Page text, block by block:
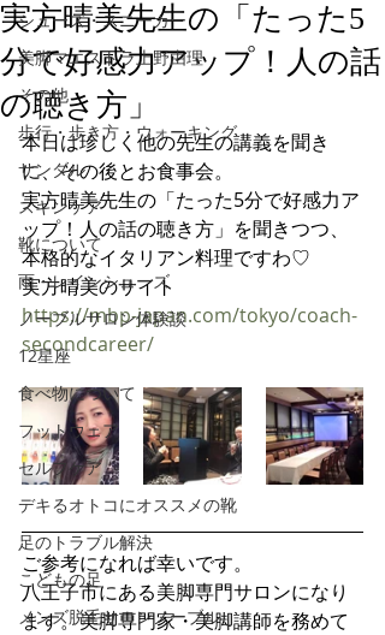
シューズ・スニーカー
美脚マエストラ上野由理
その他
歩行・歩き方・ウォーキング
サンダル
スキンケア
靴について
雨・レインシューズ
ノーブルサロン体験談
12星座
食べ物について
フットウェア
セルフケア
デキるオトコにオススメの靴
足のトラブル解決
こどもの足
メンズ脱毛サロンノーブル
実方晴美先生の「たった5
分で好感力アップ！人の話
の聴き方」
本日は珍しく他の先生の講義を聞き
に、その後とお食事会。
実方晴美先生の「たった5分で好感力ア
ップ！人の話の聴き方」を聞きつつ、
本格的なイタリアン料理ですわ♡
実方晴美のサイト
https://mbp-japan.com/tokyo/coach-
secondcareer/
ご参考になれば幸いです。
八王子市にある美脚専門サロンになり
ます。美脚専門家・美脚講師を務めて